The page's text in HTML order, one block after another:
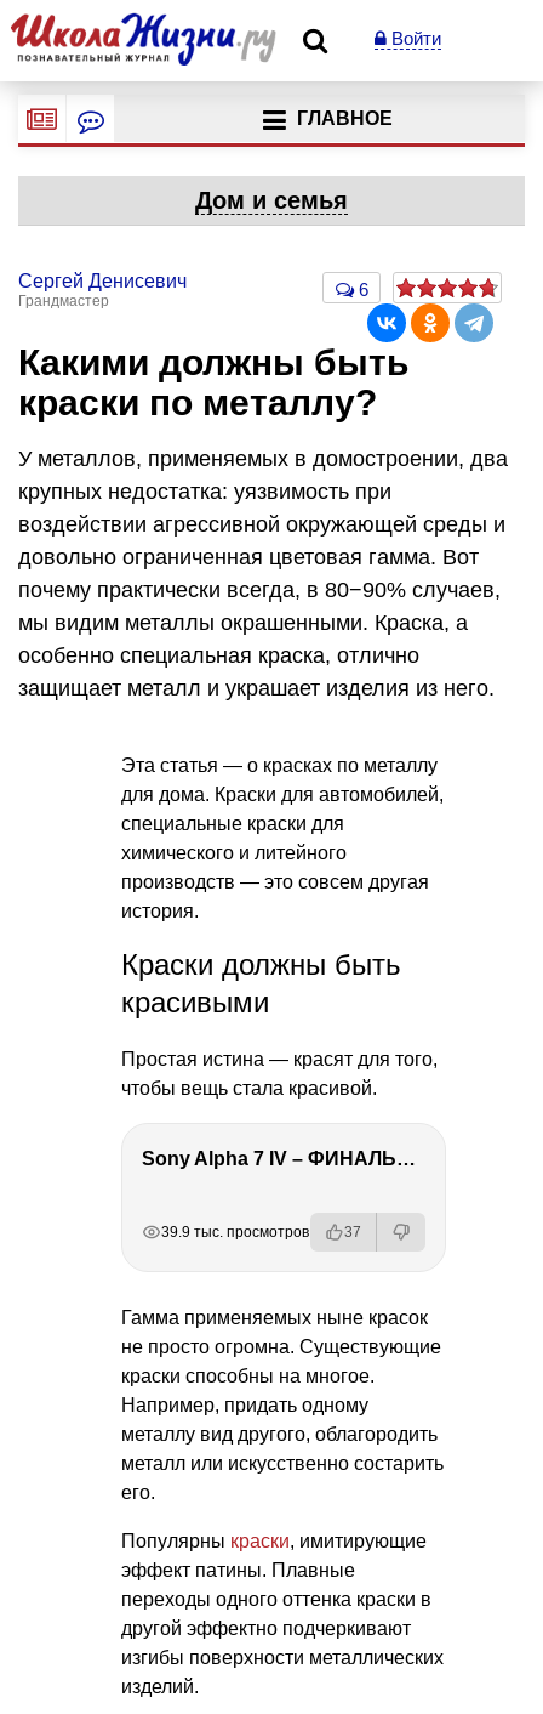
Войти
ГЛАВНОЕ
Дом и семья
Сергей Денисевич
Грандмастер
6
Какими должны быть
краски по металлу?
У металлов, применяемых в домостроении, два
крупных недостатка: уязвимость при
воздействии агрессивной окружающей среды и
довольно ограниченная цветовая гамма. Вот
почему практически всегда, в 80−90% случаев,
мы видим металлы окрашенными. Краска, а
особенно специальная краска, отлично
защищает металл и украшает изделия из него.
Эта статья — о красках по металлу
для дома. Краски для автомобилей,
специальные краски для
химического и литейного
производств — это совсем другая
история.
Краски должны быть
красивыми
Простая истина — красят для того,
чтобы вещь стала красивой.
Sony Alpha 7 IV – ФИНАЛЬНЫЙ ОБЗОР
39.9 тыс. просмотров 37
Гамма применяемых ныне красок
не просто огромна. Существующие
краски способны на многое.
Например, придать одному
металлу вид другого, облагородить
металл или искусственно состарить
его.
Популярны краски, имитирующие
эффект патины. Плавные
переходы одного оттенка краски в
другой эффектно подчеркивают
изгибы поверхности металлических
изделий.